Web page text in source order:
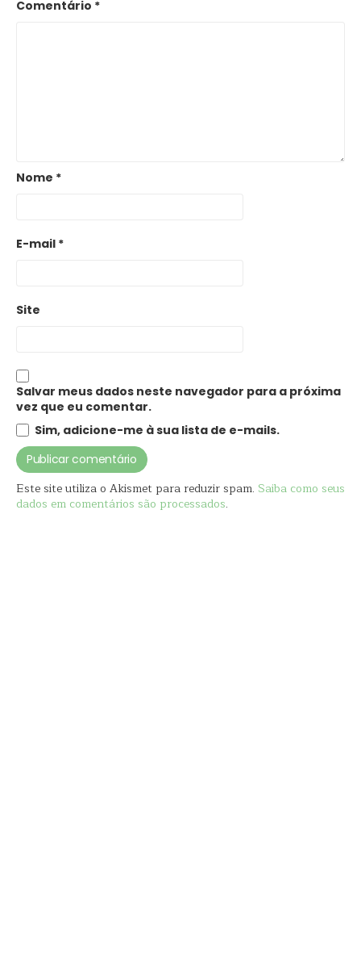
Comentário *
Nome *
E-mail *
Site
Salvar meus dados neste navegador para a próxima
vez que eu comentar.
Sim, adicione-me à sua lista de e-mails.
Este site utiliza o Akismet para reduzir spam. Saiba como seus
dados em comentários são processados.